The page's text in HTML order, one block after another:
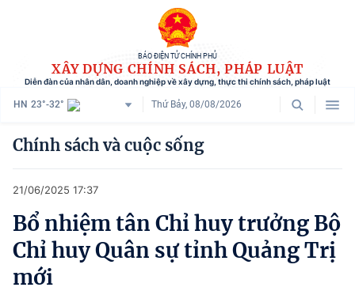
BÁO ĐIỆN TỬ CHÍNH PHỦ
XÂY DỰNG CHÍNH SÁCH, PHÁP LUẬT
Diễn đàn của nhân dân, doanh nghiệp về xây dựng, thực thi chính sách, pháp luật
HN 23°-32° Thứ Bảy, 08/08/2026
Danh mục
Tham vấn chính sách
Người dân góp ý
Chính sách và cuộc sống
21/06/2025 17:37
Bổ nhiệm tân Chỉ huy trưởng Bộ
Chỉ huy Quân sự tỉnh Quảng Trị
mới